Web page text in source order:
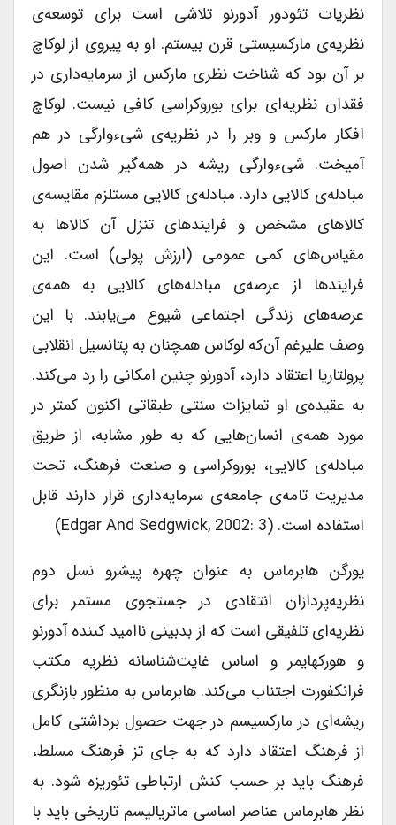
نظریات تئودور آدورنو تلاشی است برای توسعه‌ی
نظریه‌ی مارکسیستی قرن بیستم. او به پیروی از لوکاچ
بر آن بود که شناخت نظری مارکس از سرمایه‌داری در
فقدان نظریه‌ای برای بوروکراسی کافی نیست. لوکاچ
افکار مارکس و وبر را در نظریه‌ی شیء‌وارگی در هم
آمیخت. شیءوارگی ریشه در همه‌گیر شدن اصول
مبادله‌ی کالایی دارد. مبادله‌ی کالایی مستلزم مقایسه‌ی
کالاهای مشخص و فرایندهای تنزل آن‌ کالاها به
مقیاس‌های کمی عمومی (ارزش پولی) است. این
فرایندها از عرصه‌ی مبادله‌های کالایی به همه‌ی
عرصه‌های زندگی اجتماعی شیوع می‌یابند. با این
وصف علیرغم آن‌که لوکاس همچنان به پتانسیل انقلابی
پرولتاریا اعتقاد دارد، آدورنو چنین امکانی را رد می‌کند.
به عقیده‌ی او تمایزات سنتی طبقاتی اکنون کمتر در
مورد همه‌ی انسان‌هایی که به طور مشابه، از طریق
مبادله‌ی کالایی، بوروکراسی و صنعت فرهنگ،‌ تحت
مدیریت تامه‌ی جامعه‌ی سرمایه‌داری قرار دارند قابل
استفاده است. (Edgar And Sedgwick, 2002: 3)
یورگن هابرماس به عنوان چهره پیشرو نسل دوم
نظریه‌پردازان انتقادی در جستجوی مستمر برای
نظریه‌ای تلفیقی است که از بدبینی ناامید کننده آدورنو
و هورکهایمر و اساس غایت‌شناسانه نظریه مکتب
فرانکفورت اجتناب می‌کند. هابرماس به منظور بازنگری
ریشه‌ای در مارکسیسم در جهت حصول برداشتی کامل
از فرهنگ اعتقاد دارد که به جای تز فرهنگ مسلط،
فرهنگ باید بر حسب کنش ارتباطی تئوریزه شود. به
نظر هابرماس عناصر اساسی ماتریالیسم تاریخی باید با